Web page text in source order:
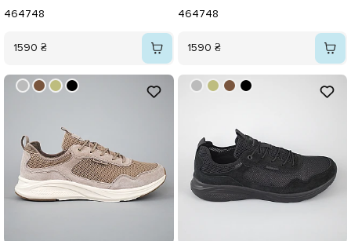
464748
1590 ₴
464748
1590 ₴